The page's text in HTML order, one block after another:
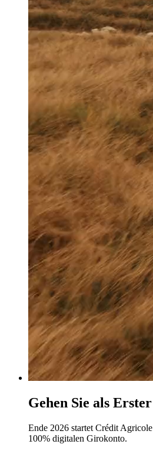
Gehen Sie als
Ende 2026 startet Crédit
100% digitalen Girokonto.